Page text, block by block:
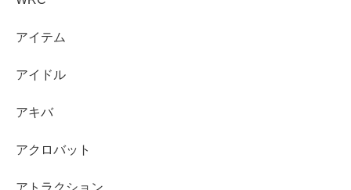
アイテム
アイドル
アキバ
アクロバット
アトラクション